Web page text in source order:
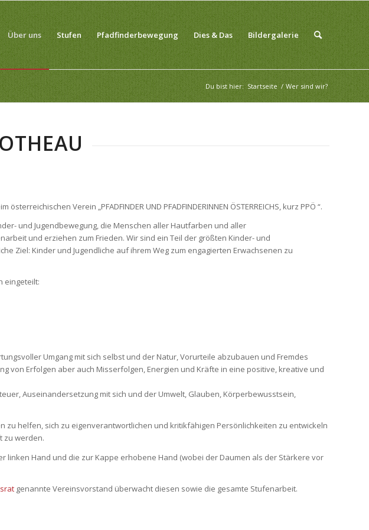
Über uns Stufen Pfadfinderbewegung Dies & Das Bildergalerie
Du bist hier: Startseite / Wer sind wir?
Verein „PFADFINDER UND PFADFINDERINNEN ÖSTERREICHS, kurz PPÖ “.
und Jugendbewegung, die Menschen aller Hautfarben und aller
und erziehen zum Frieden. Wir sind ein Teil der größten Kinder- und
Ziel: Kinder und Jugendliche auf ihrem Weg zum engagierten Erwachsenen zu
eingeteilt:
Umgang mit sich selbst und der Natur, Vorurteile abzubauen und Fremdes
von Erfolgen aber auch Misserfolgen, Energien und Kräfte in eine positive, kreative und
Auseinandersetzung mit sich und der Umwelt, Glauben, Körperbewusstsein,
helfen, sich zu eigenverantwortlichen und kritikfähigen Persönlichkeiten zu entwickeln
zu werden.
linken Hand und die zur Kappe erhobene Hand (wobei der Daumen als der Stärkere vor
genannte Vereinsvorstand überwacht diesen sowie die gesamte Stufenarbeit.